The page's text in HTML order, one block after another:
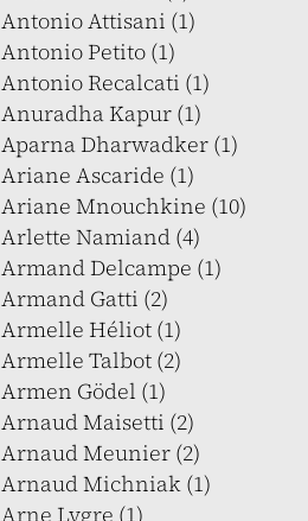
Antonio Attisani (1)
Antonio Petito (1)
Antonio Recalcati (1)
Anuradha Kapur (1)
Aparna Dharwadker (1)
Ariane Ascaride (1)
Ariane Mnouchkine (10)
Arlette Namiand (4)
Armand Delcampe (1)
Armand Gatti (2)
Armelle Héliot (1)
Armelle Talbot (2)
Armen Gödel (1)
Arnaud Maisetti (2)
Arnaud Meunier (2)
Arnaud Michniak (1)
Arne Lygre (1)